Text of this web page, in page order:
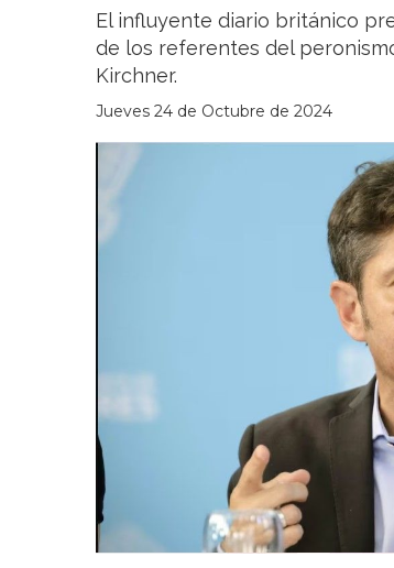
El influyente diario británico
de los referentes del
Kirchner.
Jueves 24 de Octubre de 2024